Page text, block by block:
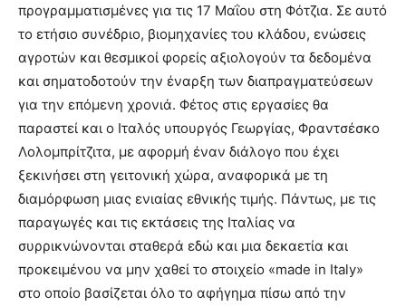
προγραμματισμένες για τις 17 Μαΐου στη Φότζια. Σε αυτό
το ετήσιο συνέδριο, βιομηχανίες του κλάδου, ενώσεις
αγροτών και θεσμικοί φορείς αξιολογούν τα δεδομένα
και σηματοδοτούν την έναρξη των διαπραγματεύσεων
για την επόμενη χρονιά. Φέτος στις εργασίες θα
παραστεί και ο Ιταλός υπουργός Γεωργίας, Φραντσέσκο
Λολομπρίτζιτα, με αφορμή έναν διάλογο που έχει
ξεκινήσει στη γειτονική χώρα, αναφορικά με τη
διαμόρφωση μιας ενιαίας εθνικής τιμής. Πάντως, με τις
παραγωγές και τις εκτάσεις της Ιταλίας να
συρρικνώνονται σταθερά εδώ και μια δεκαετία και
προκειμένου να μην χαθεί το στοιχείο «made in Italy»
στο οποίο βασίζεται όλο το αφήγημα πίσω από την